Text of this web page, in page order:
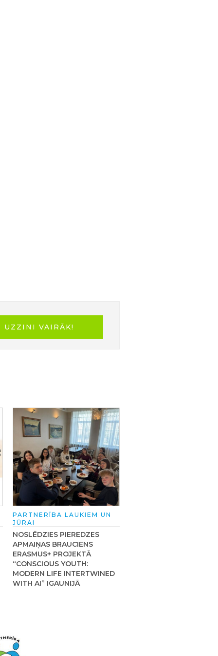
UZZINI VAIRĀK!
PARTNERĪBA LAUKIEM UN
JŪRAI
NOSLĒDZIES PIEREDZES
APMAIŅAS BRAUCIENS
ERASMUS+ PROJEKTĀ
“CONSCIOUS YOUTH:
MODERN LIFE INTERTWINED
WITH AI” IGAUNIJĀ